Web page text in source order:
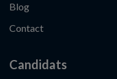
Blog
Contact
Candidats